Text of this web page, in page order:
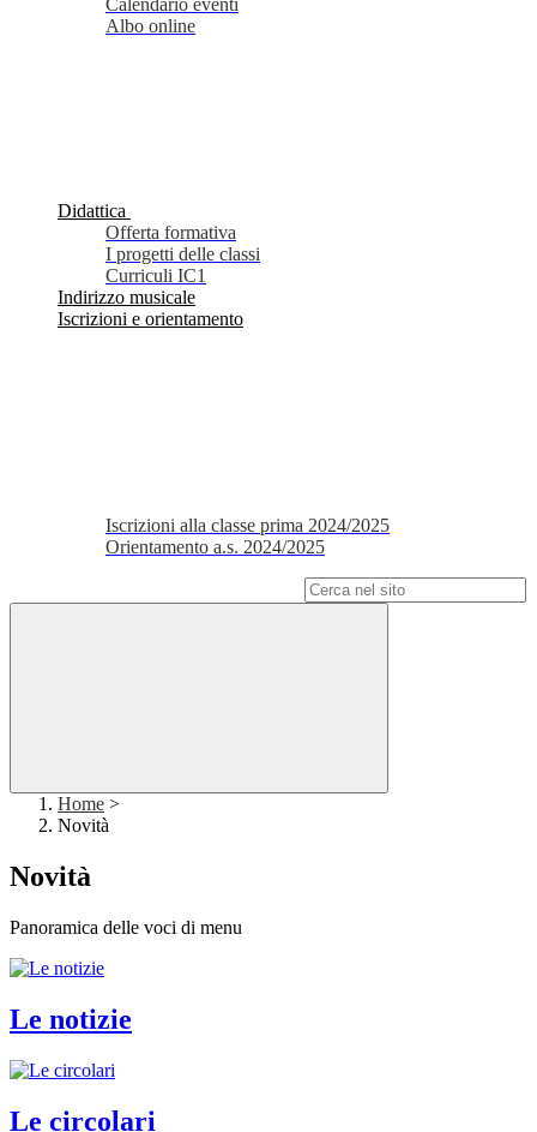
Calendario eventi
Albo online
Didattica
Offerta formativa
I progetti delle classi
Curriculi IC1
Indirizzo musicale
Iscrizioni e orientamento
Iscrizioni alla classe prima 2024/2025
Orientamento a.s. 2024/2025
Home >
Novità
Novità
Panoramica delle voci di menu
Le notizie
Le circolari